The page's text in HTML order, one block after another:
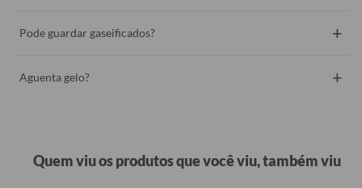
Pode guardar gaseificados? +
Aguenta gelo? +
Quem viu os produtos que você viu, também viu